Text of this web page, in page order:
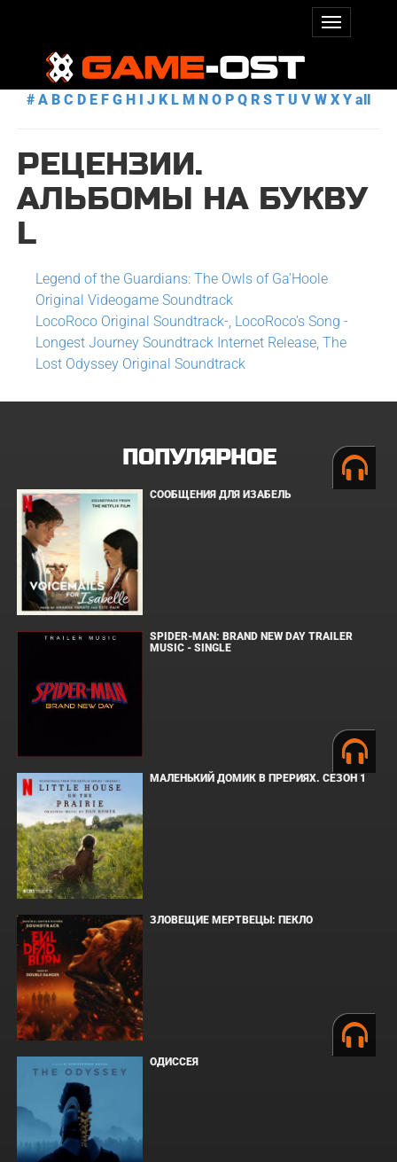
# A B C D E F G H I J K L M N O P Q R S T U V W X Y all
РЕЦЕНЗИИ.
АЛЬБОМЫ НА БУКВУ
L
Legend of the Guardians: The Owls of Ga'Hoole
Original Videogame Soundtrack
LocoRoco Original Soundtrack-, LocoRoco's Song -
Longest Journey Soundtrack Internet Release, The
Lost Odyssey Original Soundtrack
ПОПУЛЯРНОЕ
СООБЩЕНИЯ ДЛЯ ИЗАБЕЛЬ
SPIDER-MAN: BRAND NEW DAY TRAILER
MUSIC - SINGLE
МАЛЕНЬКИЙ ДОМИК В ПРЕРИЯХ. СЕЗОН 1
ЗЛОВЕЩИЕ МЕРТВЕЦЫ: ПЕКЛО
ОДИССЕЯ